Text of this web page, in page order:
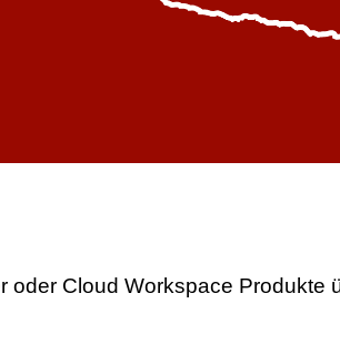
Cloud Workspace Produkte